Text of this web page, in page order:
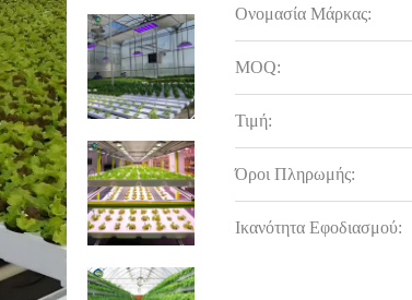
Ονομασία Μάρκας:
MOQ:
Τιμή:
Όροι Πληρωμής:
Ικανότητα Εφοδιασμού: